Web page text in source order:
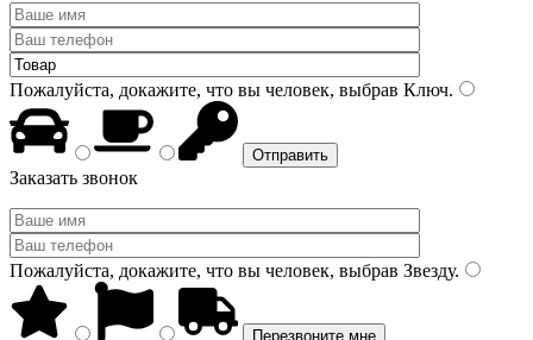
Пожалуйста, докажите, что вы человек, выбрав Ключ.
Заказать звонок
Пожалуйста, докажите, что вы человек, выбрав Звезду.